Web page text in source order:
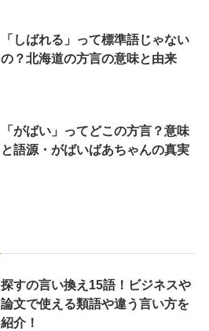
「しばれる」って標準語じゃない
の？北海道の方言の意味と由来
「がばい」ってどこの方言？意味
と語源・がばいばあちゃんの真実
探すの言い換え15語！ビジネスや
論文で使える類語や違う言い方を
紹介！